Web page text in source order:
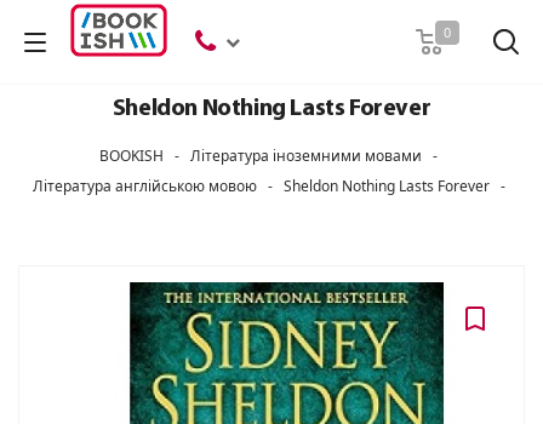
0
Sheldon Nothing Lasts Forever
BOOKISH - Література іноземними мовами -
Література англійською мовою - Sheldon Nothing Lasts Forever -